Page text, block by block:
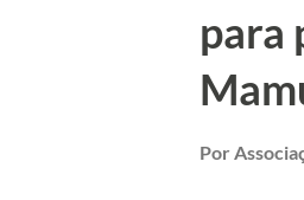
possui o
para
Por